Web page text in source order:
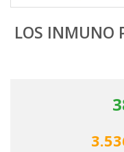
LOS INMUNO